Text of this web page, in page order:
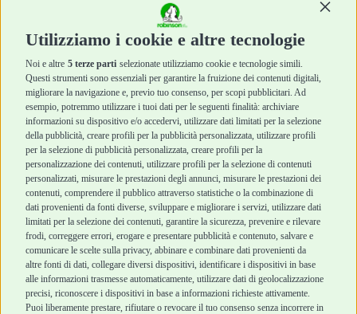
Utilizziamo i cookie e altre tecnologie
Noi e altre 5 terze parti selezionate utilizziamo cookie e tecnologie simili.
Questi strumenti sono essenziali per garantire la fruizione dei contenuti digitali,
migliorare la navigazione e, previo tuo consenso, per scopi pubblicitari. Ad
esempio, potremmo utilizzare i tuoi dati per le seguenti finalità: archiviare
informazioni su dispositivo e/o accedervi, utilizzare dati limitati per la selezione
della pubblicità, creare profili per la pubblicità personalizzata, utilizzare profili
per la selezione di pubblicità personalizzata, creare profili per la
personalizzazione dei contenuti, utilizzare profili per la selezione di contenuti
personalizzati, misurare le prestazioni degli annunci, misurare le prestazioni dei
contenuti, comprendere il pubblico attraverso statistiche o la combinazione di
dati provenienti da fonti diverse, sviluppare e migliorare i servizi, utilizzare dati
limitati per la selezione dei contenuti, garantire la sicurezza, prevenire e rilevare
frodi, correggere errori, erogare e presentare pubblicità e contenuto, salvare e
comunicare le scelte sulla privacy, abbinare e combinare dati provenienti da
altre fonti di dati, collegare diversi dispositivi, identificare i dispositivi in base
alle informazioni trasmesse automaticamente, utilizzare dati di geolocalizzazione
precisi, riconoscere i dispositivi in base a informazioni richieste attivamente.
Puoi liberamente prestare, rifiutare o revocare il tuo consenso senza incorrere in
Igiene e Pulizia
Accessori
Cani Mini
Top Quality
Igiene e Pulizia
Accessori
Top Quality
Robinson Pet Shop
Chi siamo
Punti vendita
Marchi
Blog
Assistenza Robinson
Pet Shop
Offerte
Promozioni
Recensioni Feedaty
Acquisti sicuri
Termini e condizioni
di vendita
Cashback
Metodi di
pagamento
Recesso e Reso
Spedizioni